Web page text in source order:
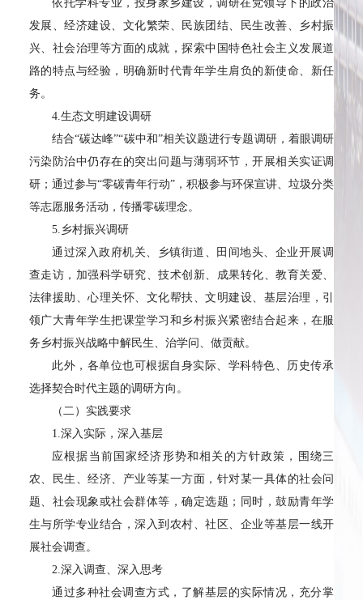
依托学科专业，投身家乡建设，调研在党领导下的政治
发展、经济建设、文化繁荣、民族团结、民生改善、乡村振
兴、社会治理等方面的成就，探索中国特色社会主义发展道
路的特点与经验，明确新时代青年学生肩负的新使命、新任
务。
4.生态文明建设调研
结合“碳达峰”“碳中和”相关议题进行专题调研，着眼调研
污染防治中仍存在的突出问题与薄弱环节，开展相关实证调
研；通过参与“零碳青年行动”，积极参与环保宣讲、垃圾分类
等志愿服务活动，传播零碳理念。
5.乡村振兴调研
通过深入政府机关、乡镇街道、田间地头、企业开展调
查走访，加强科学研究、技术创新、成果转化、教育关爱、
法律援助、心理关怀、文化帮扶、文明建设、基层治理，引
领广大青年学生把课堂学习和乡村振兴紧密结合起来，在服
务乡村振兴战略中解民生、治学问、做贡献。
此外，各单位也可根据自身实际、学科特色、历史传承
选择契合时代主题的调研方向。
（二）实践要求
1.深入实际，深入基层
应根据当前国家经济形势和相关的方针政策，围绕三
农、民生、经济、产业等某一方面，针对某一具体的社会问
题、社会现象或社会群体等，确定选题；同时，鼓励青年学
生与所学专业结合，深入到农村、社区、企业等基层一线开
展社会调查。
2.深入调查、深入思考
通过多种社会调查方式，了解基层的实际情况，充分掌